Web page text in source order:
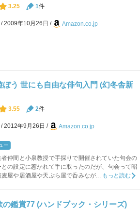
3.25 1件
2009年10月26日 Amazon.co.jp
ぼう 世にも自由な俳句入門 (幻冬舎新
3.55 2件
2012年9月26日 Amazon.co.jp
ー
仲間と小泉教授で手探りで開催されていた句会の
の設定に惹かれて手に取ったのだが、句会って昭
屋や居酒屋や天ぷら屋で呑みなが...
もっと読む
の鑑賞77 (ハンドブック・シリーズ)